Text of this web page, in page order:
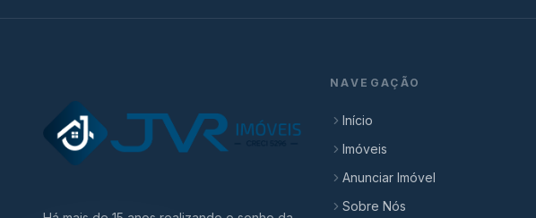
NAVEGAÇÃO
Início
Imóveis
Anunciar Imóvel
Sobre Nós